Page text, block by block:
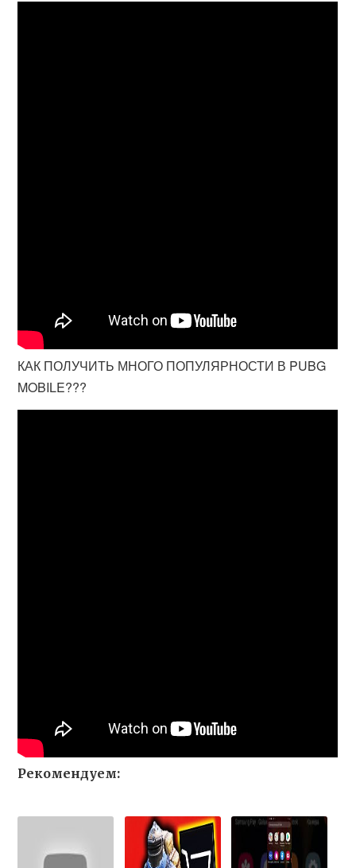
КАК ПОЛУЧИТЬ МНОГО ПОПУЛЯРНОСТИ В PUBG
MOBILE???
Рекомендуем: